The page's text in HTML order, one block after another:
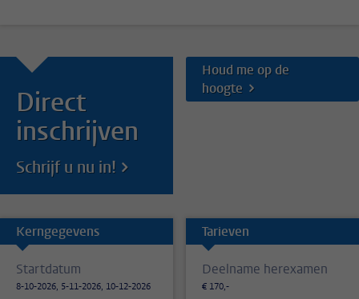
Direct
inschrijven
Schrijf u nu in!
Houd me op de
hoogte
Kerngegevens
Startdatum
8-10-2026, 5-11-2026, 10-12-2026
Tarieven
Deelname herexamen
€ 170,-